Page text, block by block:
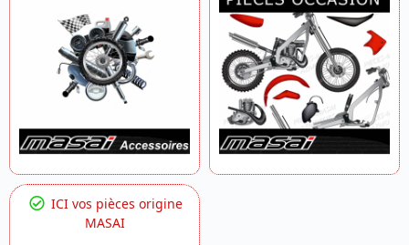
ICI vos pièces origine
MASAI